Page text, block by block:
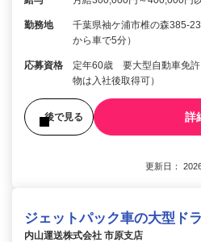
勤務地
千葉県袖ケ浦市椎の森385-
から車で5分）
応募資格
定年60歳 要大型自動車免
物は入社後取得可）
後で見る 詳
更新日：
ジェットパック車の大型ド
内山運送株式会社 市原支店